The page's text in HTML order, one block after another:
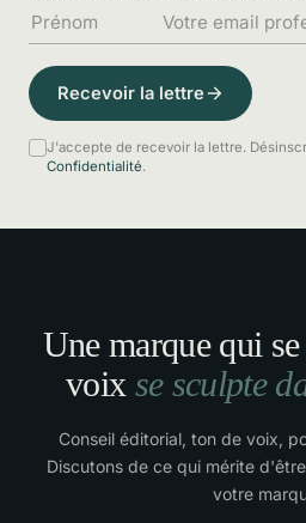
Recevoir la lettre
J'accepte de recevoir la lettre.
Confidentialité.
Une marque qui
voix se sculpte
Conseil éditorial, ton de voix,
Discutons de ce qui mérite
votre